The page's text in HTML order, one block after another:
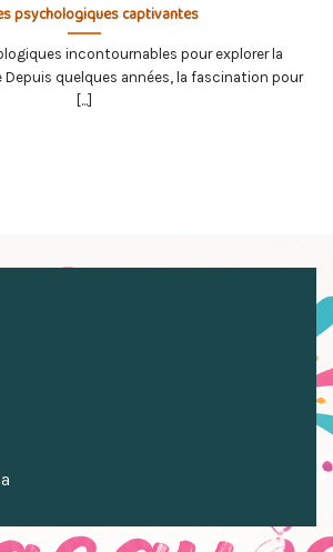
psychologiques captivantes
incontournables pour explorer la
quelques années, la fascination pour
[...]